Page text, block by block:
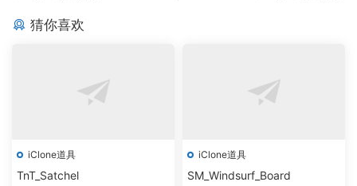
猜你喜欢
iClone道具
TnT_Satchel
iClone道具
SM_Windsurf_Board